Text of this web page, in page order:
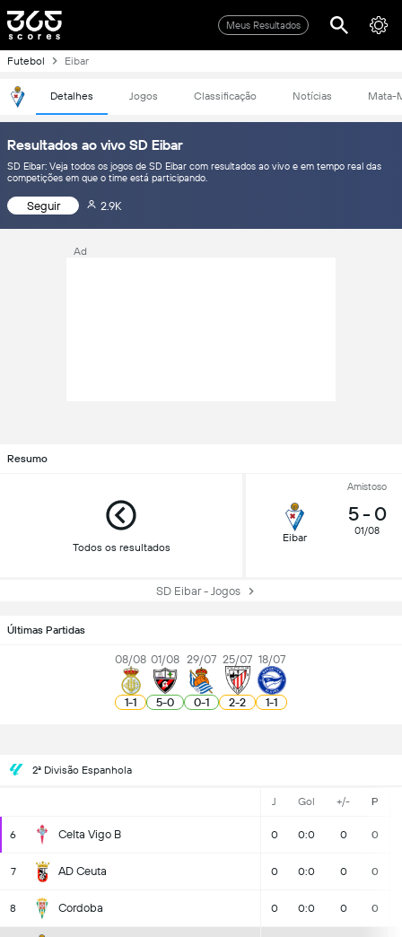
Meus Resultados
Futebol Eibar
Detalhes Jogos Classificação Notícias Mata-
Resultados ao vivo SD Eibar
SD Eibar: Veja todos os jogos de SD Eibar com resultados ao vivo e em tempo real das
competições em que o time está participando.
Seguir 2.9K
Ad
Resumo
Todos os resultados
Amistoso
Eibar
5- 0
01/08
SD Eibar - Jogos
Últimas Partidas
08/08
1-1
01/08
5-0
29/07
0-1
25/07
2-2
18/07
1-1
2ª Divisão Espanhola
J Gol +/- P
6 Celta Vigo B 0 0:0 0 0
7 AD Ceuta 0 0:0 0 0
8 Cordoba 0 0:0 0 0